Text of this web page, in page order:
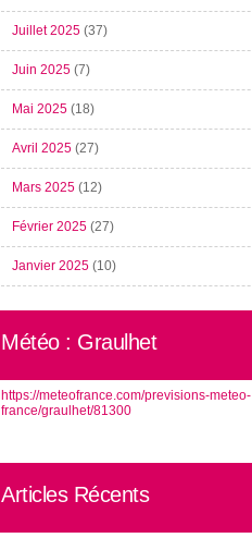
Juillet 2025 (37)
Juin 2025 (7)
Mai 2025 (18)
Avril 2025 (27)
Mars 2025 (12)
Février 2025 (27)
Janvier 2025 (10)
Météo : Graulhet
https://meteofrance.com/previsions-meteo-
france/graulhet/81300
Articles Récents